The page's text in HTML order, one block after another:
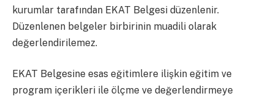
kurumlar tarafından EKAT Belgesi düzenlenir.
Düzenlenen belgeler birbirinin muadili olarak
değerlendirilemez.
EKAT Belgesine esas eğitimlere ilişkin eğitim ve
program içerikleri ile ölçme ve değerlendirmeye